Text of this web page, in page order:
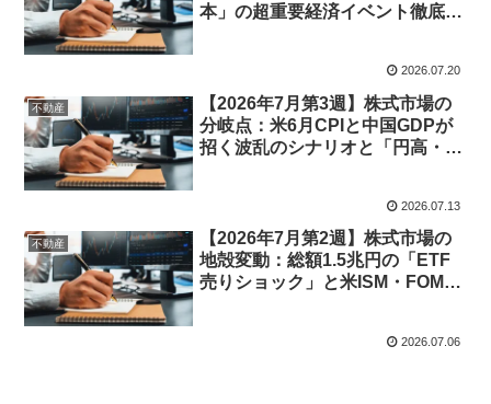
本」の超重要経済イベント徹底予
2026.07.20
不動産
【2026年7月第3週】株式市場の
分岐点：米6月CPIと中国GDPが
招く波乱のシナリオと「円高・円
2026.07.13
不動産
【2026年7月第2週】株式市場の
地殻変動：総額1.5兆円の「ETF
売りショック」と米ISM・FOMC
2026.07.06